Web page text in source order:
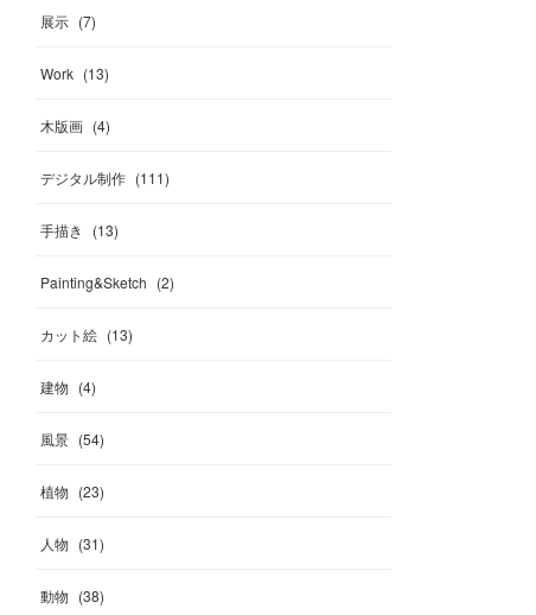
展示 (7)
Work (13)
木版画 (4)
デジタル制作 (111)
手描き (13)
Painting&Sketch (2)
カット絵 (13)
建物 (4)
風景 (54)
植物 (23)
人物 (31)
動物 (38)